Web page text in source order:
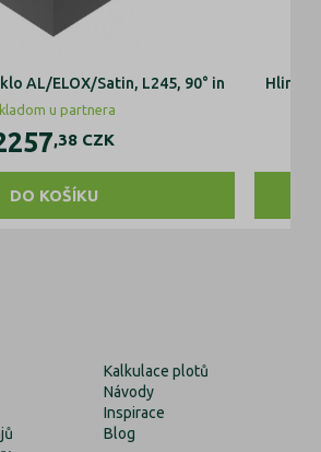
AL/ELOX/Satin, L245, 90° in
u partnera
,38 CZK
DO KOŠÍKU
Kalkulace plotů
Návody
Inspirace
Blog